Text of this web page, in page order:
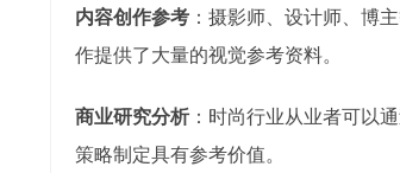
内容创作参考 ：摄影师、设计师、博
作提供了大量的视觉参考资料。
商业研究分析：时尚行业从业者可以
策略制定具有参考价值。